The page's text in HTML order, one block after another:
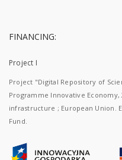
FINANCING:
Project I
Project "Digital Repository of
Programme Innovative Economy,
infrastructure ; European Union.
Fund.